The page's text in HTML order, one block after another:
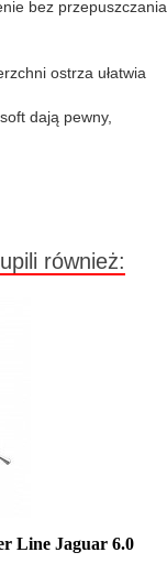
bez przepuszczania
ostrza ułatwia
dają pewny,
również:
Line Jaguar 6.0